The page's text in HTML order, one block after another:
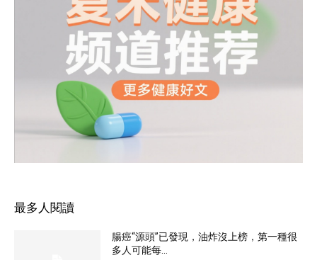
最多人閱讀
腸癌“源頭”已發現，油炸沒上榜，第一種很
多人可能每...